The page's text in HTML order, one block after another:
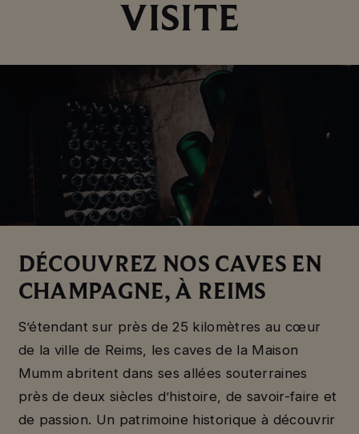
VISITE
DÉCOUVREZ NOS CAVES EN
CHAMPAGNE, À REIMS
S’étendant sur près de 25 kilomètres au cœur
de la ville de Reims, les caves de la Maison
Mumm abritent dans ses allées souterraines
près de deux siècles d’histoire, de savoir-faire et
de passion. Un patrimoine historique à découvrir